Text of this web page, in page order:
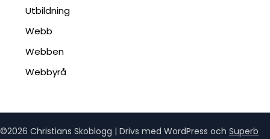
Utbildning
Webb
Webben
Webbyrå
©2026 Christians Skoblogg | Drivs med WordPress och Superb